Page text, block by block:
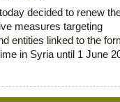
decided to renew
measures targeting
entities linked to the
in Syria until 1 June